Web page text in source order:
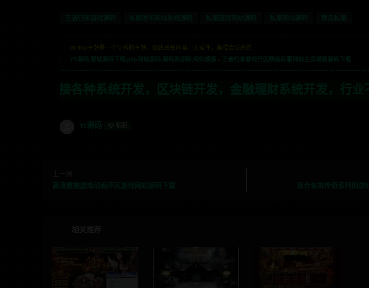
RIPRO主题是一个优秀的主题，极致后台体验，无插件，集成会员系统
YS源码,整站源码下载,php网站源码,源码资源网,网站模板
王者归来游戏开区精品私服网站主页模板源码下载
系统开发，区块链开发，金融理财系统开发，行业不限，全栈
Ys源码 钻石